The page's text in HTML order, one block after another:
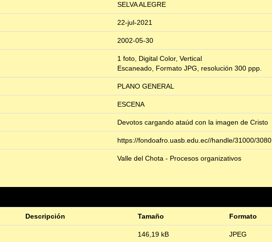
SELVA ALEGRE
22-jul-2021
2002-05-30
1 foto, Digital Color, Vertical
Escaneado, Formato JPG, resolución 300 ppp.
PLANO GENERAL
ESCENA
Devotos cargando ataúd con la imagen de Cristo
https://fondoafro.uasb.edu.ec//handle/31000/3080
Valle del Chota - Procesos organizativos
Descripción Tamaño Formato
146,19 kB JPEG